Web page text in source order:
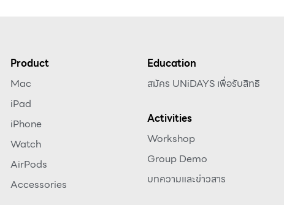
Product
Mac
iPad
iPhone
Watch
AirPods
Accessories
Education
สมัคร UNiDAYS เพื่อรับสิทธิ
Activities
Workshop
Group Demo
บทความและข่าวสาร